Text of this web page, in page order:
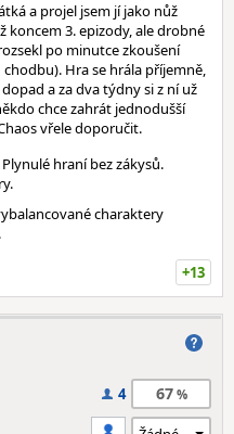
a projel jsem jí jako nůž
koncem 3. epizody, ale drobné
po minutce zkoušení
Hra se hrála příjemně,
a za dva týdny si z ní už
chce zahrát jednodušší
vřele doporučit.
hraní bez zákysů.
charaktery
+13
4 67